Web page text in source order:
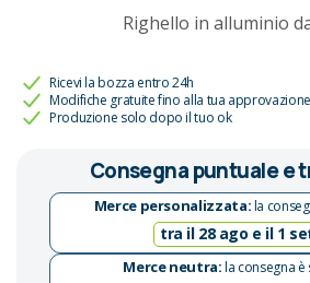
Righello in alluminio
Ricevi la bozza entro 24h
Modifiche gratuite fino alla tua approvazione
Produzione solo dopo il tuo ok
Consegna puntuale e
Merce personalizzata:la
tra il 28 ago e il 1
Merce neutra:la consegna è